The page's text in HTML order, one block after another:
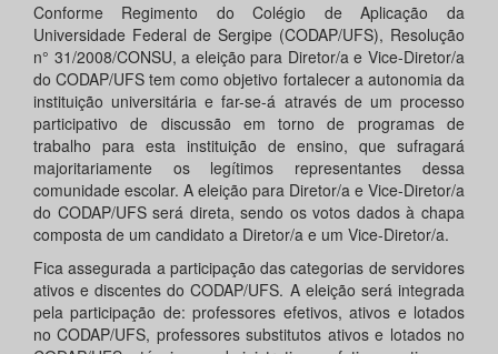
Conforme Regimento do Colégio de Aplicação da
Universidade Federal de Sergipe (CODAP/UFS), Resolução
n° 31/2008/CONSU, a eleição para Diretor/a e Vice-Diretor/a
do CODAP/UFS tem como objetivo fortalecer a autonomia da
instituição universitária e far-se-á através de um processo
participativo de discussão em torno de programas de
trabalho para esta instituição de ensino, que sufragará
majoritariamente os legítimos representantes dessa
comunidade escolar. A eleição para Diretor/a e Vice-Diretor/a
do CODAP/UFS será direta, sendo os votos dados à chapa
composta de um candidato a Diretor/a e um Vice-Diretor/a.
Fica assegurada a participação das categorias de servidores
ativos e discentes do CODAP/UFS. A eleição será integrada
pela participação de: professores efetivos, ativos e lotados
no CODAP/UFS, professores substitutos ativos e lotados no